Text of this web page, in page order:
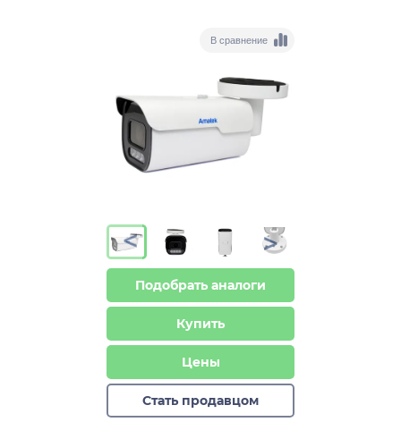
В сравнение
> >
Подобрать аналоги
Купить
Цены
Стать продавцом